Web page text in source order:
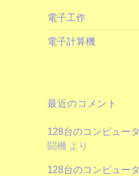
電子工作
電子計算機
最近のコメント
128台のコンピュータ
闘機 より
128台のコンピュータ